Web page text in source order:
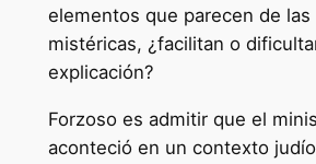
elementos que parecen de las
mistéricas, ¿facilitan o
explicación?
Forzoso es admitir que el
aconteció en un contexto